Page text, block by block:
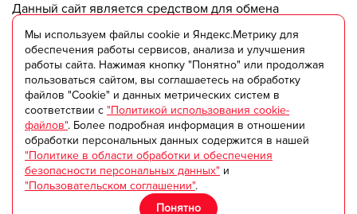
Данный сайт является средством для обмена
информацией между пользователями. Администрация
не несет ответственности за ее достоверность и
актуальность.
© ООО "Триумф +" 2018-2025
Пользовательское соглашение
Согласие на обработку персональных данных
Политика в области обработки и обеспечения
безопасности персональных данных
Оферта на оказание рекламных и информационных
Мы используем файлы cookie и Яндекс.Метрику для
обеспечения работы сервисов, анализа и улучшения
работы сайта. Нажимая кнопку "Понятно" или продолжая
пользоваться сайтом, вы соглашаетесь на обработку
файлов "Cookie" и данных метрических систем в
соответствии с "Политикой использования cookie-
файлов". Более подробная информация в отношении
обработки персональных данных содержится в нашей
"Политике в области обработки и обеспечения
безопасности персональных данных" и
"Пользовательском соглашении".
Понятно